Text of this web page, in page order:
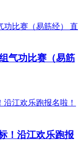
直
气功比赛（易筋
！沿江欢乐跑报